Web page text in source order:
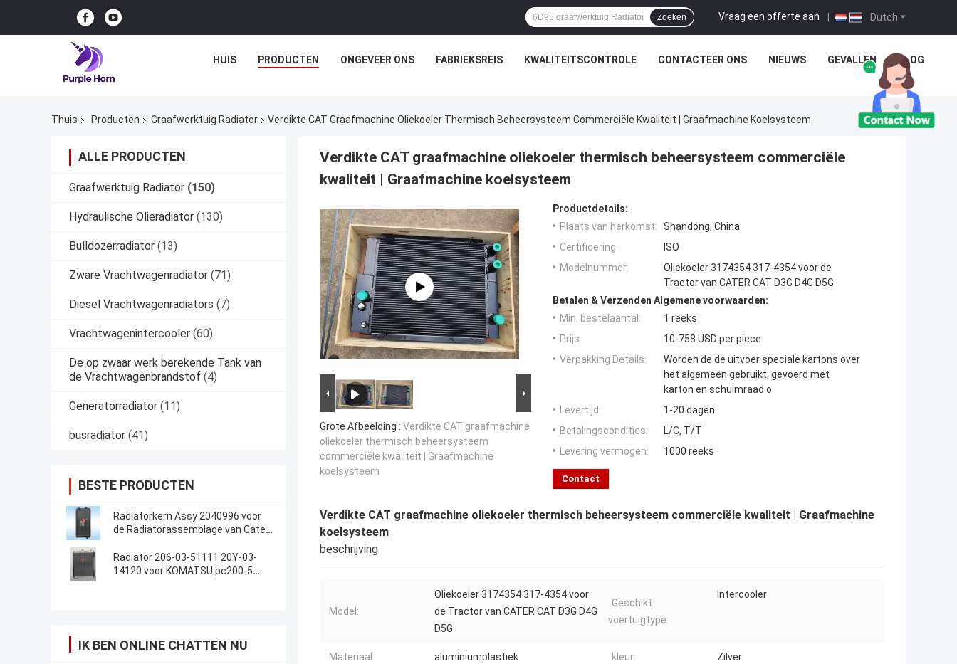
Dutch
Vraag een offerte aan |
Zoeken
HUIS PRODUCTEN ONGEVEER ONS FABRIEKSREIS KWALITEITSCONTROLE CONTACTEER ONS NIEUWS GEVALLEN BLOG
Thuis Producten Graafwerktuig Radiator Verdikte CAT Graafmachine Oliekoeler Thermisch Beheersysteem Commerciële Kwaliteit | Graafmachine Koelsysteem
ALLE PRODUCTEN
Graafwerktuig Radiator (150)
Hydraulische Olieradiator (130)
Bulldozerradiator (13)
Zware Vrachtwagenradiator (71)
Diesel Vrachtwagenradiators (7)
Vrachtwagenintercooler (60)
De op zwaar werk berekende Tank van
de Vrachtwagenbrandstof (4)
Generatorradiator (11)
busradiator (41)
BESTE PRODUCTEN
Radiatorkern Assy 2040996 voor
de Radiatorassemblage van Cater
Graafwerktuig
Radiator 206-03-51111 20Y-03-
14120 voor KOMATSU pc200-5
IK BEN ONLINE CHATTEN NU
Verdikte CAT graafmachine oliekoeler thermisch beheersysteem commerciële
kwaliteit | Graafmachine koelsysteem
Grote Afbeelding : Verdikte CAT graafmachine
oliekoeler thermisch beheersysteem
commerciële kwaliteit | Graafmachine
koelsysteem
Productdetails:
Plaats van herkomst:
Shandong, China
Certificering:
ISO
Modelnummer:
Oliekoeler 3174354 317-4354 voor de
Tractor van CATER CAT D3G D4G D5G
Betalen & Verzenden Algemene voorwaarden:
Min. bestelaantal:
1 reeks
Prijs:
10-758 USD per piece
Verpakking Details:
Worden de de uitvoer speciale kartons over
het algemeen gebruikt, gevoerd met
karton en schuimraad o
Levertijd:
1-20 dagen
Betalingscondities:
L/C, T/T
Levering vermogen:
1000 reeks
Contact
Verdikte CAT graafmachine oliekoeler thermisch beheersysteem commerciële kwaliteit | Graafmachine
koelsysteem
beschrijving
Model:
Oliekoeler 3174354 317-4354 voor
de Tractor van CATER CAT D3G D4G
D5G
Geschikt
voertuigtype:
Intercooler
Materiaal: aluminiumplastiek kleur: Zilver